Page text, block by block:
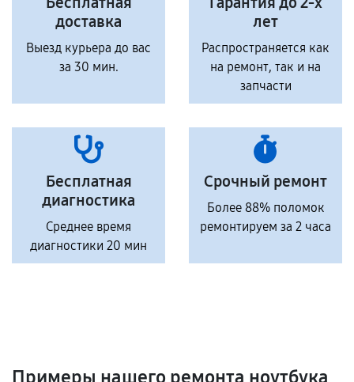
доставка
Выезд курьера до вас
за 30 мин.
лет
Распространяется как
на ремонт, так и на
запчасти
Бесплатная
диагностика
Среднее время
диагностики 20 мин
Срочный ремонт
Более 88% поломок
ремонтируем за 2 часа
Примеры нашего ремонта ноутбука